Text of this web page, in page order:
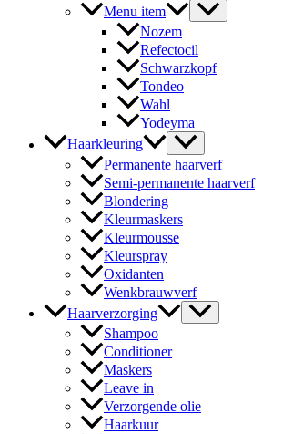
Menu item
Nozem
Refectocil
Schwarzkopf
Tondeo
Wahl
Yodeyma
Haarkleuring
Permanente haarverf
Semi-permanente haarverf
Blondering
Kleurmaskers
Kleurmousse
Kleurspray
Oxidanten
Wenkbrauwverf
Haarverzorging
Shampoo
Conditioner
Maskers
Leave in
Verzorgende olie
Haarkuur